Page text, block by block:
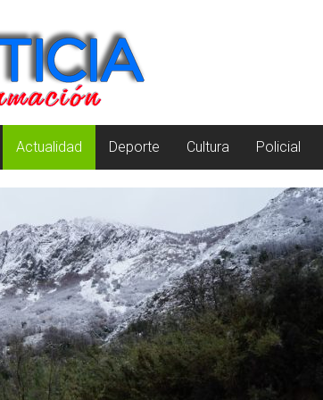
Actualidad Deporte Cultura Policial